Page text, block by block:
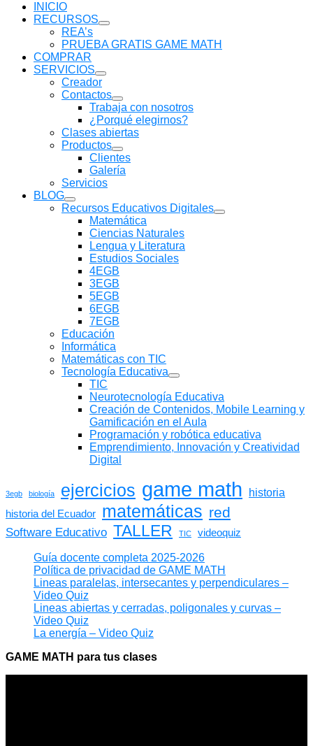
INICIO
RECURSOS
REA’s
PRUEBA GRATIS GAME MATH
COMPRAR
SERVICIOS
Creador
Contactos
Trabaja con nosotros
¿Porqué elegirnos?
Clases abiertas
Productos
Clientes
Galería
Servicios
BLOG
Recursos Educativos Digitales
Matemática
Ciencias Naturales
Lengua y Literatura
Estudios Sociales
4EGB
3EGB
5EGB
6EGB
7EGB
Educación
Informática
Matemáticas con TIC
Tecnología Educativa
TIC
Neurotecnología Educativa
Creación de Contenidos, Mobile Learning y
Gamificación en el Aula
Programación y robótica educativa
Emprendimiento, Innovación y Creatividad
Digital
3egb biología ejercicios game math historia
historia del Ecuador matemáticas red
Software Educativo TALLER TIC videoquiz
Guía docente completa 2025-2026
Política de privacidad de GAME MATH
Lineas paralelas, intersecantes y perpendiculares –
Video Quiz
Lineas abiertas y cerradas, poligonales y curvas –
Video Quiz
La energía – Video Quiz
GAME MATH para tus clases